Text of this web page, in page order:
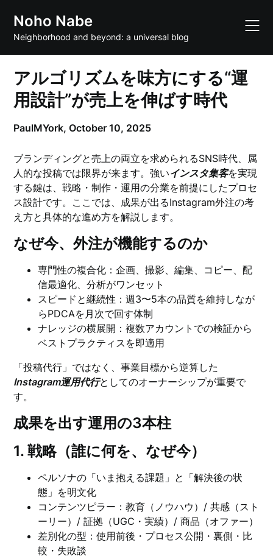
content
Noho Nabe
Neighborhood and beyond: a universal blog
アルゴリズムを味方にする“運
用設計”が売上を伸ばす時代
PaulMYork,October 10, 2025
ブランディングと売上の両立を求められるSNS時代、属
人的な投稿では限界が来ます。強いインスタ集客を実現
する鍵は、戦略・制作・運用の分業を前提にしたプロセ
ス設計です。ここでは、成果が出るInstagram外注の考
え方と具体的な進め方を解説します。
なぜ今、外注が機能するのか
専門性の複合化：企画、撮影、編集、コピー、配
信最適化、分析がワンセット
スピードと継続性：週3〜5本の品質を維持しなが
らPDCAを月次で回す体制
ナレッジの横展開：複数アカウントでの検証から
ベストプラクティスを即適用
「投稿代行」ではなく、事業目標から逆算した
Instagram運用代行としてのオーナーシップが重要で
す。
成果を出す運用の3本柱
1. 戦略（誰に何を、なぜ今）
ペルソナの「いま抱える課題」と「解決後の状
態」を明文化
コンテンツピラー：教育（ノウハウ）/ 共感（スト
ーリー）/ 証拠（UGC・実績）/ 商品（オファー）
差別化の型：使用前後・プロセス公開・裏側・比
較・失敗談